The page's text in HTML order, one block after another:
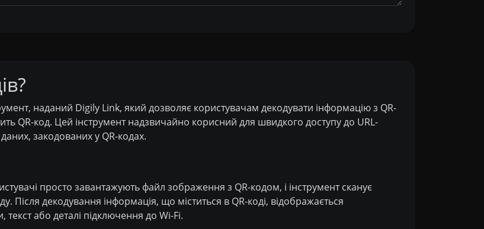
наданий Digily Link, який дозволяє користувачам декодувати інформацію з QR-
QR-код. Цей інструмент надзвичайно корисний для швидкого доступу до URL-
закодованих у QR-кодах.
просто завантажують файл зображення з QR-кодом, і інструмент сканує
Після декодування інформація, що міститься в QR-коді, відображається
або деталі підключення до Wi-Fi.